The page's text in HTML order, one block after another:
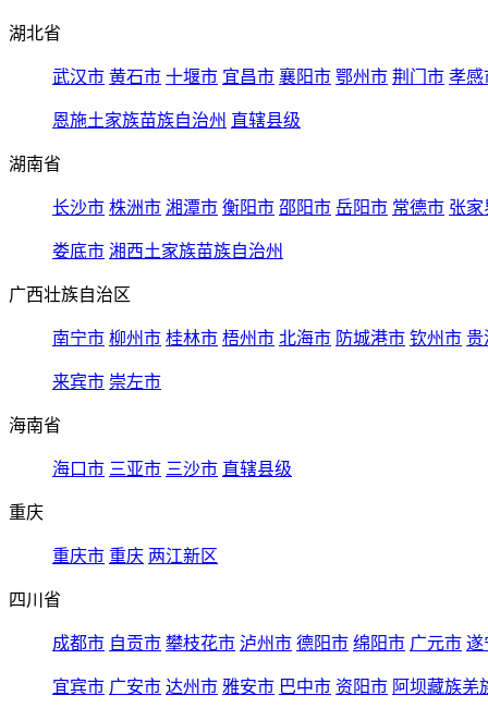
湖北省
武汉市 黄石市 十堰市 宜昌市 襄阳市 鄂州市 荆门市 孝感
恩施土家族苗族自治州 直辖县级
湖南省
长沙市 株洲市 湘潭市 衡阳市 邵阳市 岳阳市 常德市 张家
娄底市 湘西土家族苗族自治州
广西壮族自治区
南宁市 柳州市 桂林市 梧州市 北海市 防城港市 钦州市 贵
来宾市 崇左市
海南省
海口市 三亚市 三沙市 直辖县级
重庆
重庆市 重庆 两江新区
四川省
成都市 自贡市 攀枝花市 泸州市 德阳市 绵阳市 广元市 遂
宜宾市 广安市 达州市 雅安市 巴中市 资阳市 阿坝藏族羌